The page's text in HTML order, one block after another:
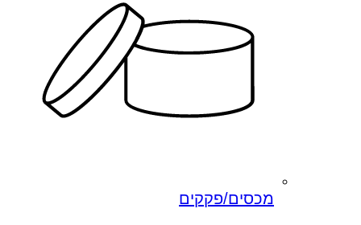
מכסים/פקקים